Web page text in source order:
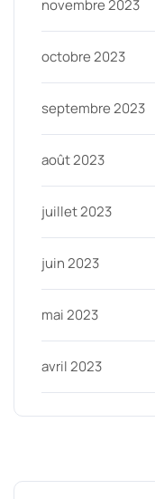
novembre 2023
octobre 2023
septembre 2023
août 2023
juillet 2023
juin 2023
mai 2023
avril 2023